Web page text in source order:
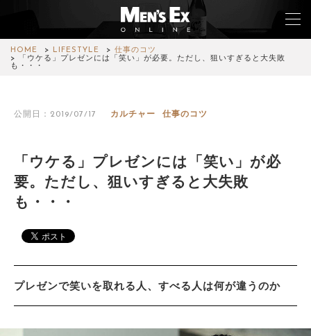
HOME LIFESTYLE
仕事のコツ
「ウケる」プレゼンには「笑い」が必要。ただし、狙いすぎると大失敗
も・・・
公開日：2019/07/17 カルチャー 仕事のコツ
「ウケる」プレゼンには「笑い」が必
要。ただし、狙いすぎると大失敗
も・・・
プレゼンで笑いを取れる人、すべる人は何が違うのか
FASHION
WATCH
CAR&BIKE
COLUMN
ABOUT SITE